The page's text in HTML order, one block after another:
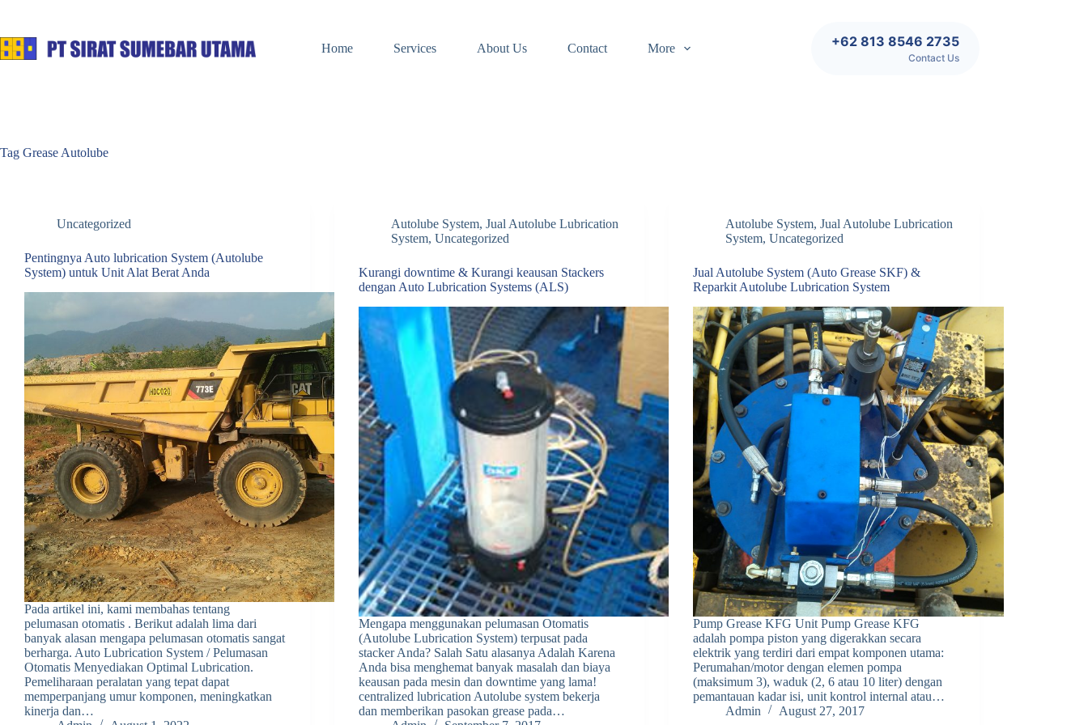
content
Home
Services About Us Contact More +62 813 8546 2735
Contact Us
Tag Grease Autolube
Uncategorized
Pentingnya Auto lubrication System (Autolube
System) untuk Unit Alat Berat Anda
Pada artikel ini, kami membahas tentang
pelumasan otomatis . Berikut adalah lima dari
banyak alasan mengapa pelumasan otomatis sangat
berharga. Auto Lubrication System / Pelumasan
Otomatis Menyediakan Optimal Lubrication.
Pemeliharaan peralatan yang tepat dapat
memperpanjang umur komponen, meningkatkan
kinerja dan…
Autolube System,Jual Autolube Lubrication
System,Uncategorized
Kurangi downtime & Kurangi keausan Stackers
dengan Auto Lubrication Systems (ALS)
Mengapa menggunakan pelumasan Otomatis
(Autolube Lubrication System) terpusat pada
stacker Anda? Salah Satu alasanya Adalah Karena
Anda bisa menghemat banyak masalah dan biaya
keausan pada mesin dan downtime yang lama!
centralized lubrication Autolube system bekerja
dan memberikan pasokan grease pada…
Autolube System,Jual Autolube Lubrication
System,Uncategorized
Jual Autolube System (Auto Grease SKF) &
Reparkit Autolube Lubrication System
Pump Grease KFG Unit Pump Grease KFG
adalah pompa piston yang digerakkan secara
elektrik yang terdiri dari empat komponen utama:
Perumahan/motor dengan elemen pompa
(maksimum 3), waduk (2, 6 atau 10 liter) dengan
pemantauan kadar isi, unit kontrol internal atau…
Admin
August 27, 2017